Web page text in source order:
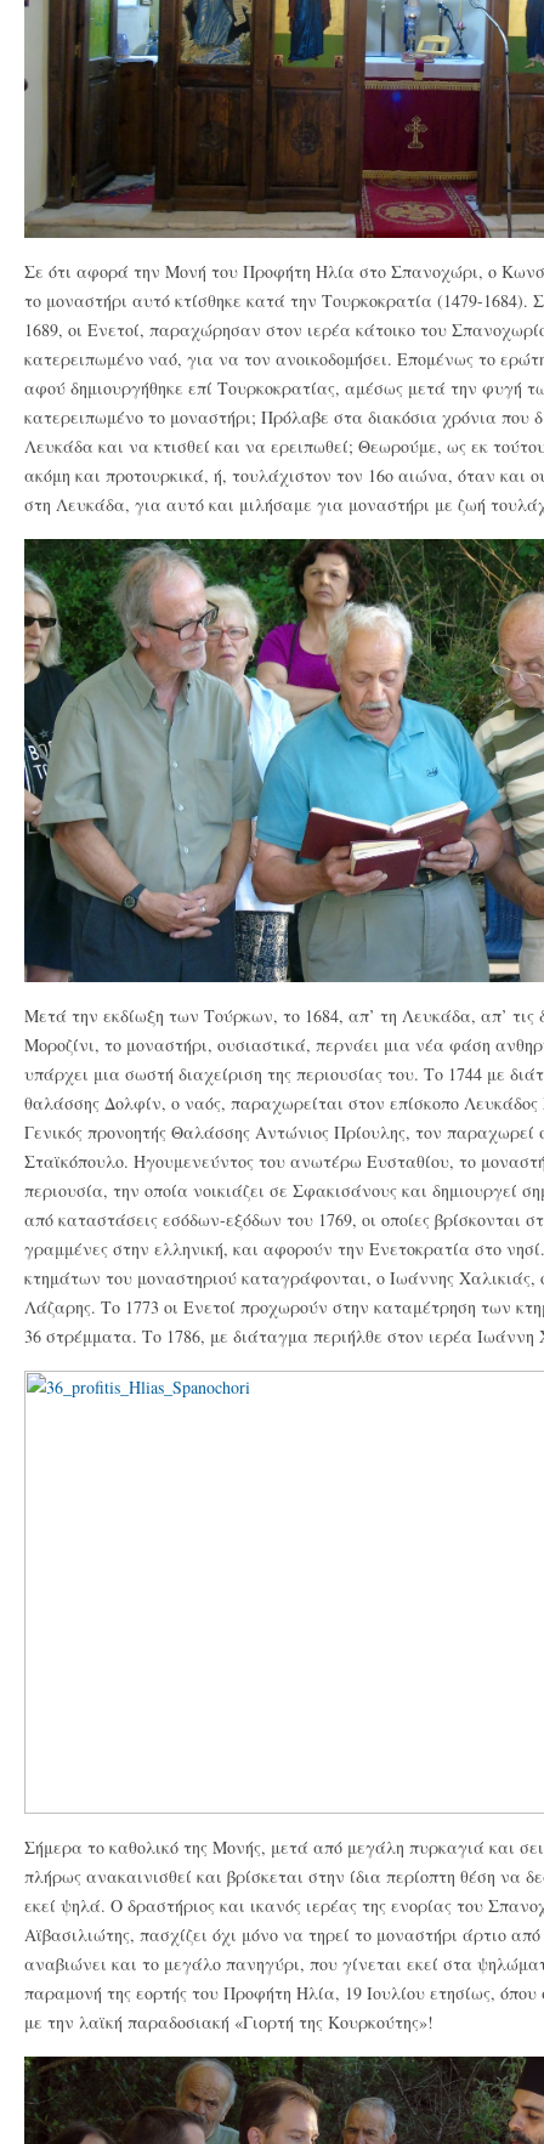
Σε ότι αφορά την Μονή του Προφήτη Ηλία στο Σπανοχώρι, ο
το μοναστήρι αυτό κτίσθηκε κατά την Τουρκοκρατία (1479-
1689, οι Ενετοί, παραχώρησαν στον ιερέα κάτοικο του
κατερειπωμένο ναό, για να τον ανοικοδομήσει. Επομένως το
αφού δημιουργήθηκε επί Τουρκοκρατίας, αμέσως μετά την φυγή
κατερειπωμένο το μοναστήρι; Πρόλαβε στα διακόσια χρόνια που
Λευκάδα και να κτισθεί και να ερειπωθεί; Θεωρούμε, ως εκ
ακόμη και προτουρκικά, ή, τουλάχιστον τον 16ο αιώνα, όταν και
στη Λευκάδα, για αυτό και μιλήσαμε για μοναστήρι με ζωή
Μετά την εκδίωξη των Τούρκων, το 1684, απ’ τη Λευκάδα, απ’ τις
Μοροζίνι, το μοναστήρι, ουσιαστικά, περνάει μια νέα φάση
υπάρχει μια σωστή διαχείριση της περιουσίας του. Το 1744 με
θαλάσσης Δολφίν, ο ναός, παραχωρείται στον επίσκοπο
Γενικός προνοητής Θαλάσσης Αντώνιος Πρίουλης, τον παραχωρεί
Σταϊκόπουλο. Ηγουμενεύντος του ανωτέρω Ευσταθίου, το
περιουσία, την οποία νοικιάζει σε Σφακισάνους και δημιουργεί
από καταστάσεις εσόδων-εξόδων του 1769, οι οποίες βρίσκονται
γραμμένες στην ελληνική, και αφορούν την Ενετοκρατία στο
κτημάτων του μοναστηριού καταγράφονται, ο Ιωάννης
Λάζαρης. Το 1773 οι Ενετοί προχωρούν στην καταμέτρηση των
36 στρέμματα. Το 1786, με διάταγμα περιήλθε στον ιερέα
Σήμερα το καθολικό της Μονής, μετά από μεγάλη πυρκαγιά και
πλήρως ανακαινισθεί και βρίσκεται στην ίδια περίοπτη θέση να
εκεί ψηλά. Ο δραστήριος και ικανός ιερέας της ενορίας του
Αϊβασιλιώτης, πασχίζει όχι μόνο να τηρεί το μοναστήρι άρτιο
αναβιώνει και το μεγάλο πανηγύρι, που γίνεται εκεί στα
παραμονή της εορτής του Προφήτη Ηλία, 19 Ιουλίου ετησίως, όπου
με την λαϊκή παραδοσιακή «Γιορτή της Κουρκούτης»!